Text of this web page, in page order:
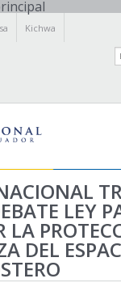
Kichwa
LEY
LA
DEL